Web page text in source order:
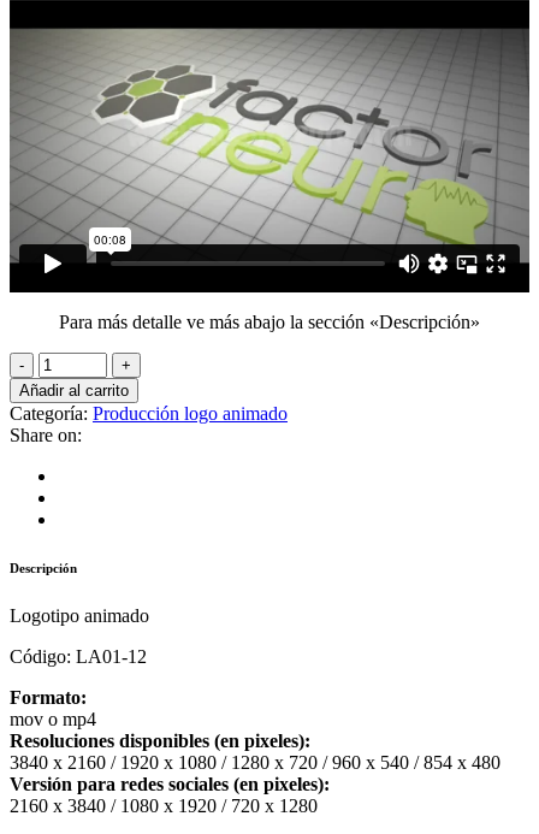
Para más detalle ve más abajo la sección «Descripción»
Añadir al carrito
Categoría: Producción logo animado
Share on:
Descripción
Logotipo animado
Código: LA01-12
Formato:
mov o mp4
Resoluciones disponibles (en pixeles):
3840 x 2160 / 1920 x 1080 / 1280 x 720 / 960 x 540 / 854 x 480
Versión para redes sociales (en pixeles):
2160 x 3840 / 1080 x 1920 / 720 x 1280